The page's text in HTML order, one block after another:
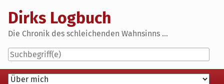
content
Dirks Logbuch
Die Chronik des schleichenden Wahnsinns ...
Navigation